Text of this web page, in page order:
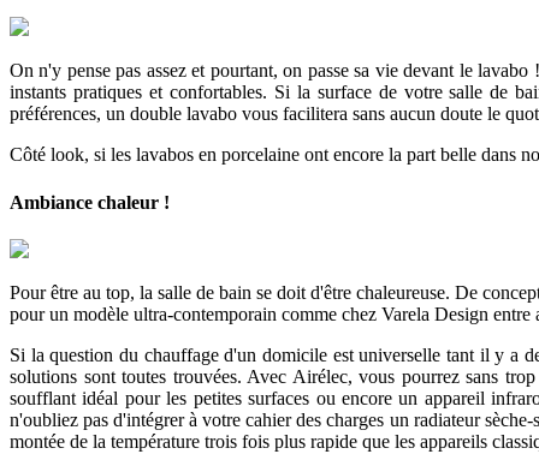
On n'y pense pas assez et pourtant, on passe sa vie devant le
instants pratiques et confortables. Si la surface de votre salle de
préférences, un double lavabo vous facilitera sans aucun doute le
Côté look, si les lavabos en porcelaine ont encore la part belle dans
Ambiance chaleur !
Pour être au top, la salle de bain se doit d'être chaleureuse. De
pour un modèle ultra-contemporain comme chez Varela Design entre
Si la question du chauffage d'un domicile est universelle tant il y a
solutions sont toutes trouvées. Avec Airélec, vous pourrez sans
soufflant idéal pour les petites surfaces ou encore un appareil
n'oubliez pas d'intégrer à votre cahier des charges un radiateur
montée de la température trois fois plus rapide que les appareils